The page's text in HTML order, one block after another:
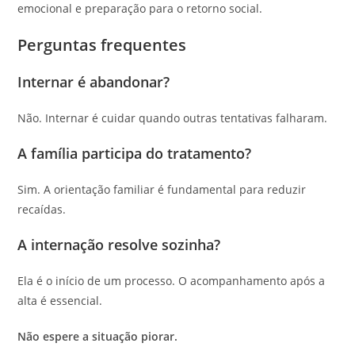
emocional e preparação para o retorno social.
Perguntas frequentes
Internar é abandonar?
Não. Internar é cuidar quando outras tentativas falharam.
A família participa do tratamento?
Sim. A orientação familiar é fundamental para reduzir
recaídas.
A internação resolve sozinha?
Ela é o início de um processo. O acompanhamento após a
alta é essencial.
Não espere a situação piorar.